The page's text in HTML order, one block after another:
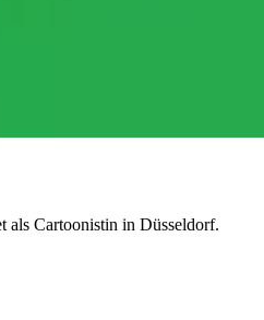
als Cartoonistin in Düsseldorf.